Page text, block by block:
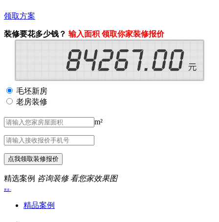
领取方案
装修要花多少钱？ 输入面积 领取你家装修报价
毛坯新房
老房装修
m²
点我领取装修报价
精选案例 咨询装修 看您家效果图
更多>
精品案例